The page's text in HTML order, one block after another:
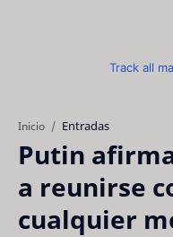
Track all
Inicio Entradas
Putin
a reunirse
cualquier